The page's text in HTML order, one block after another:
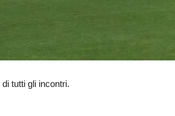
tutti gli incontri.